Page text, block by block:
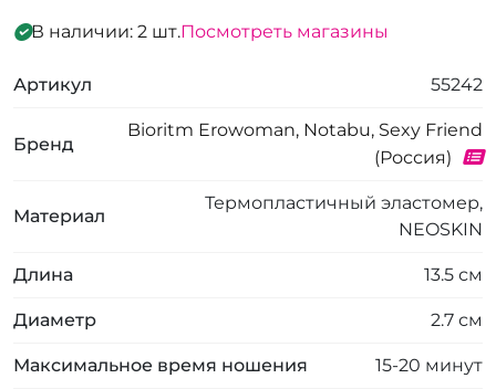
В наличии: 2 шт.Посмотреть магазины
Артикул 55242
Бренд
Bioritm Erowoman, Notabu, Sexy Friend
(Россия)
Материал
Термопластичный эластомер,
NEOSKIN
Длина 13.5 см
Диаметр 2.7 см
Максимальное время ношения 15-20 минут